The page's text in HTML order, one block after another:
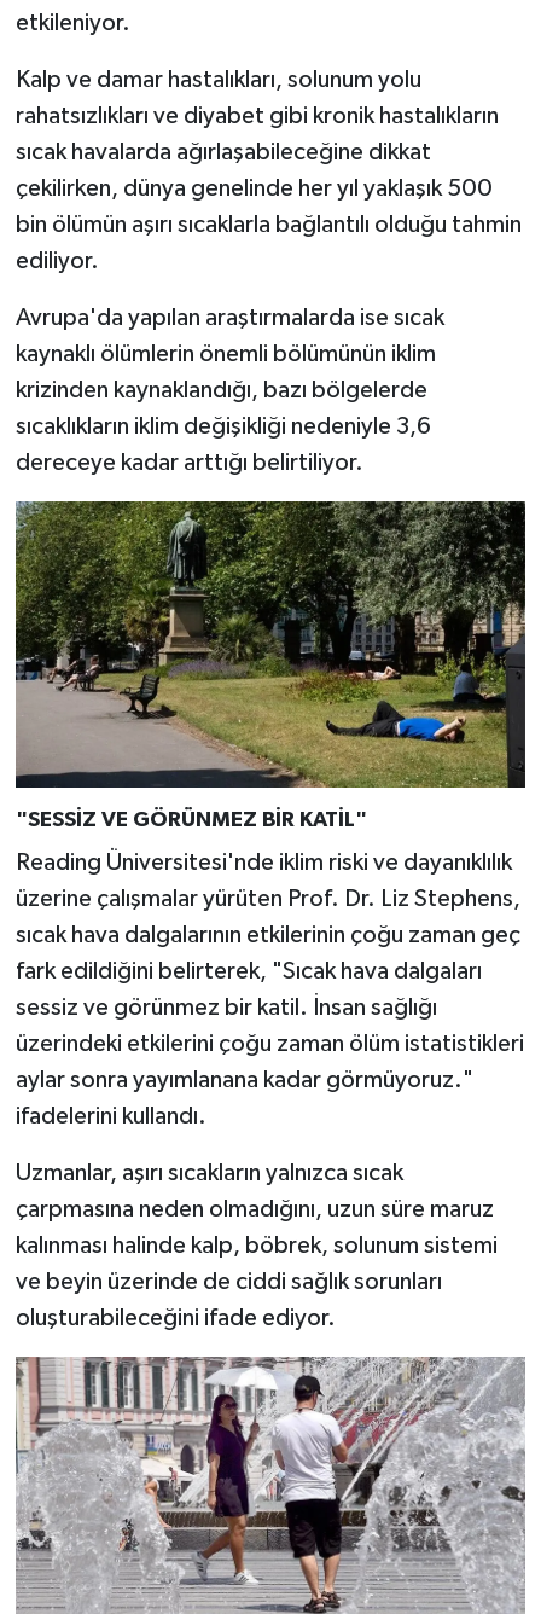
etkileniyor.
Kalp ve damar hastalıkları, solunum yolu
rahatsızlıkları ve diyabet gibi kronik hastalıkların
sıcak havalarda ağırlaşabileceğine dikkat
çekilirken, dünya genelinde her yıl yaklaşık 500
bin ölümün aşırı sıcaklarla bağlantılı olduğu tahmin
ediliyor.
Avrupa'da yapılan araştırmalarda ise sıcak
kaynaklı ölümlerin önemli bölümünün iklim
krizinden kaynaklandığı, bazı bölgelerde
sıcaklıkların iklim değişikliği nedeniyle 3,6
dereceye kadar arttığı belirtiliyor.
"SESSİZ VE GÖRÜNMEZ BİR KATİL"
Reading Üniversitesi'nde iklim riski ve dayanıklılık
üzerine çalışmalar yürüten Prof. Dr. Liz Stephens,
sıcak hava dalgalarının etkilerinin çoğu zaman geç
fark edildiğini belirterek, "Sıcak hava dalgaları
sessiz ve görünmez bir katil. İnsan sağlığı
üzerindeki etkilerini çoğu zaman ölüm istatistikleri
aylar sonra yayımlanana kadar görmüyoruz."
ifadelerini kullandı.
Uzmanlar, aşırı sıcakların yalnızca sıcak
çarpmasına neden olmadığını, uzun süre maruz
kalınması halinde kalp, böbrek, solunum sistemi
ve beyin üzerinde de ciddi sağlık sorunları
oluşturabileceğini ifade ediyor.
Türkiye
Video Galeri
Yemek Tarifleri